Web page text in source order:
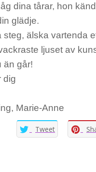
dina tårar, hon
glädje.
steg, älska vartenda
ljuset av
än går!
dig
Marie-Anne
Tweet